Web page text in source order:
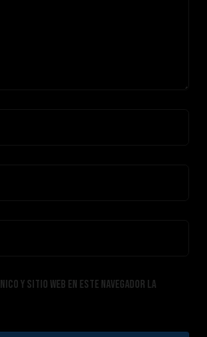
y sitio web en este navegador la